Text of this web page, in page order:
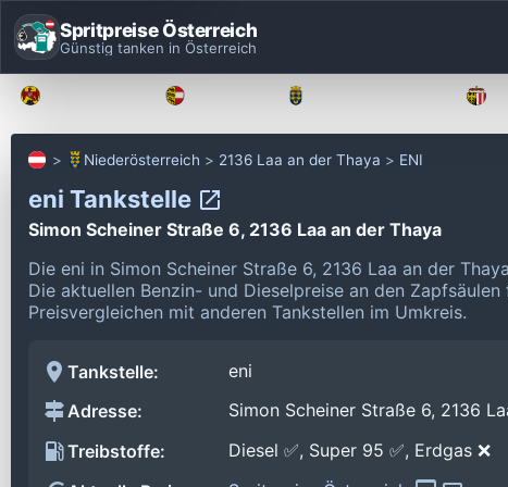
Spritpreise Österreich
Günstig tanken in Österreich
Niederösterreich 2136 Laa an der Thaya ENI
eni Tankstelle
Simon Scheiner Straße 6, 2136 Laa an der Thaya
Die eni in Simon Scheiner Straße 6, 2136 Laa an der
Die aktuellen Benzin- und Dieselpreise an den
Preisvergleichen mit anderen Tankstellen im Umkreis.
Tankstelle:
eni
Adresse:
Simon Scheiner Straße 6, 2136
Treibstoffe:
Diesel ✅, Super 95 ✅, Erdgas ❌